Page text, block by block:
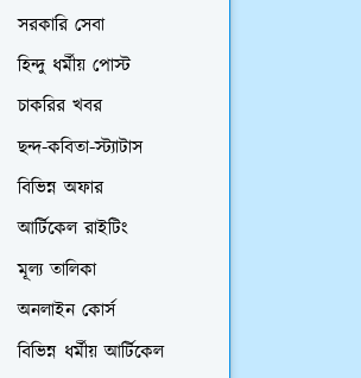
সরকারি সেবা
হিন্দু ধর্মীয় পোস্ট
চাকরির খবর
ছন্দ-কবিতা-স্ট্যাটাস
বিভিন্ন অফার
আর্টিকেল রাইটিং
মূল্য তালিকা
অনলাইন কোর্স
বিভিন্ন ধর্মীয় আর্টিকেল